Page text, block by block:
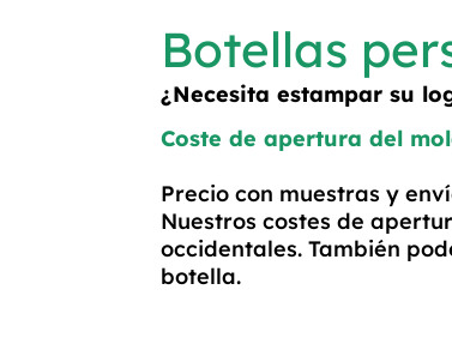
Botellas
¿Necesita estampar su
Coste de apertura del
Precio con muestras y
Nuestros costes de
occidentales. También
botella.